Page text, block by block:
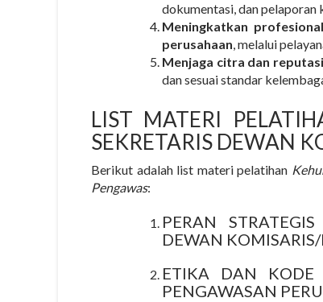
dokumentasi, dan pelaporan
Meningkatkan
perusahaan, melalui
Menjaga citra dan
dan sesuai standar
LIST MATERI
SEKRETARIS DEWAN
Berikut adalah list materi pelatihan
Pengawas:
PERAN
DEWAN
ETIKA DAN KODE
PENGAWASAN